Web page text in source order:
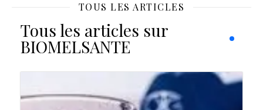
TOUS LES ARTICLES
Tous les articles sur
BIOMELSANTE